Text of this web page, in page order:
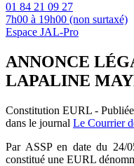
01 84 21 09 27
7h00 à 19h00 (non surtaxé)
Espace JAL-Pro
ANNONCE
LAPALINE
Constitution EURL -
dans le journal Le Courrier
Par ASSP en date du 24/
constitué une EURL